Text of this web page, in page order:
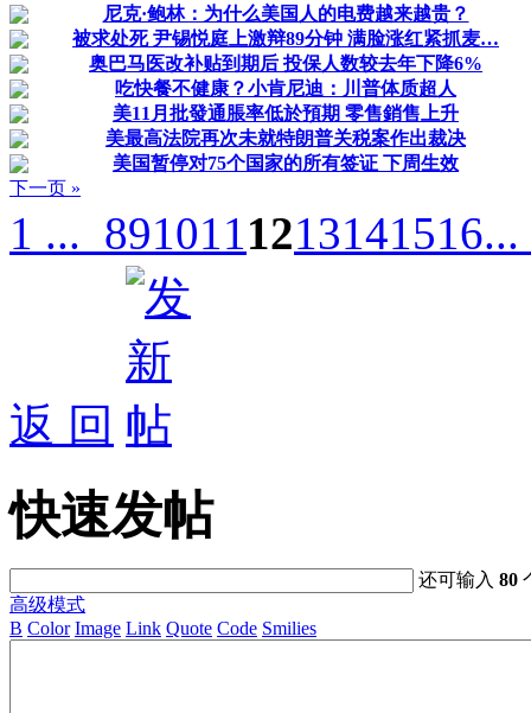
尼克·鲍林：为什么美国人的电费越来越贵？
被求处死 尹锡悦庭上激辩89分钟 满脸涨红紧抓麦…
奥巴马医改补贴到期后 投保人数较去年下降6%
吃快餐不健康？小肯尼迪：川普体质超人
美11月批發通脹率低於預期 零售銷售上升
美最高法院再次未就特朗普关税案作出裁决
美国暂停对75个国家的所有签证 下周生效
下一页 »
1 ... 8910111213141516...
返 回
快速发帖
还可输入80
高级模式
B Color Image Link Quote Code Smilies